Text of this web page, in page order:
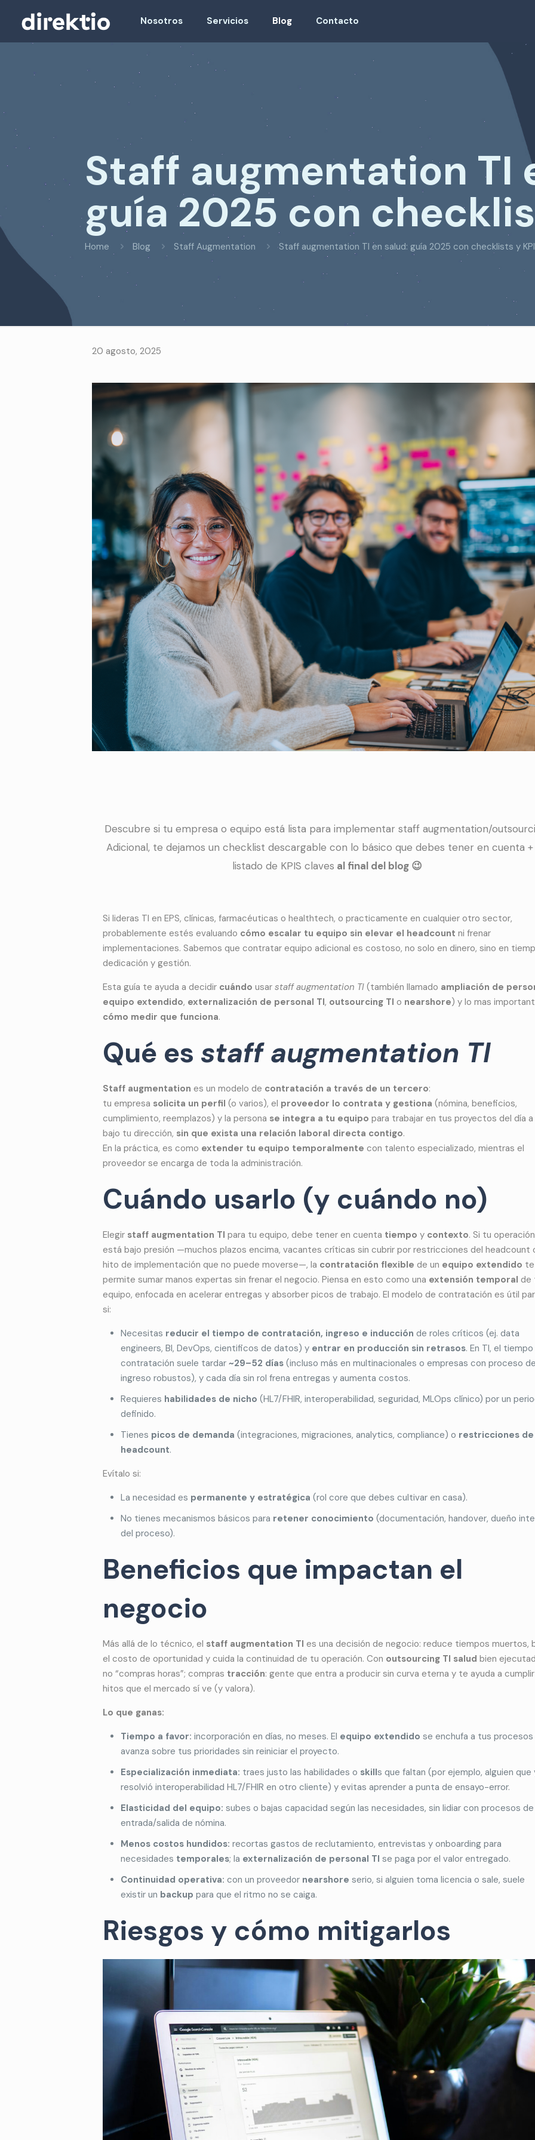
Nosotros Servicios Blog Contacto
Staff augmentation TI
guía 2025 con
Home Blog Staff Augmentation Staff augmentation TI en salud: guía 2025 con checklists y
20 agosto, 2025
Descubre si tu empresa o equipo está lista para implementar staff augmentation/
Adicional, te dejamos un checklist descargable con lo básico que debes tener en cuenta +
listado de KPIS claves al final del blog 😉
Si lideras TI en EPS, clínicas, farmacéuticas o healthtech, o practicamente en cualquier otro sector,
probablemente estés evaluando cómo escalar tu equipo sin elevar el headcount ni frenar
implementaciones. Sabemos que contratar equipo adicional es costoso, no solo en dinero, sino en
dedicación y gestión.
Esta guía te ayuda a decidir cuándo usar staff augmentation TI(también llamado ampliación de
equipo extendido, externalización de personal TI, outsourcing TI o nearshore) y lo mas
cómo medir que funciona.
Qué es staff augmentation TI
Staff augmentation es un modelo de contratación a través de un tercero:
tu empresa solicita un perfil (o varios), el proveedor lo contrata y gestiona (nómina, beneficios,
cumplimiento, reemplazos) y la persona se integra a tu equipo para trabajar en tus proyectos del día a
bajo tu dirección, sin que exista una relación laboral directa contigo.
En la práctica, es como extender tu equipo temporalmente con talento especializado, mientras el
proveedor se encarga de toda la administración.
Cuándo usarlo (y cuándo no)
Elegir staff augmentation TI para tu equipo, debe tener en cuenta tiempo y contexto. Si tu operación
está bajo presión —muchos plazos encima, vacantes críticas sin cubrir por restricciones del headcount
hito de implementación que no puede moverse—, la contratación flexible de un equipo extendido te
permite sumar manos expertas sin frenar el negocio. Piensa en esto como una extensión temporal de
equipo, enfocada en acelerar entregas y absorber picos de trabajo. El modelo de contratación es útil
si:
Necesitas reducir el tiempo de contratación, ingreso e inducción de roles críticos (ej. data
engineers, BI, DevOps, cientificos de datos) y entrar en producción sin retrasos. En TI, el
contratación suele tardar ~29–52 días(incluso más en multinacionales o empresas con proceso de
ingreso robustos), y cada día sin rol frena entregas y aumenta costos.
Requieres habilidades de nicho (HL7/FHIR, interoperabilidad, seguridad, MLOps clínico) por un
definido.
Tienes picos de demanda (integraciones, migraciones, analytics, compliance) o restricciones de
headcount.
Evítalo si:
La necesidad es permanente y estratégica (rol core que debes cultivar en casa).
No tienes mecanismos básicos para retener conocimiento (documentación, handover, dueño
del proceso).
Beneficios que impactan el
negocio
Más allá de lo técnico, el staff augmentation TI es una decisión de negocio: reduce tiempos muertos,
el costo de oportunidad y cuida la continuidad de tu operación. Con outsourcing TI salud bien
no “compras horas”; compras tracción: gente que entra a producir sin curva eterna y te ayuda a cumplir
hitos que el mercado sí ve (y valora).
Lo que ganas:
Tiempo a favor: incorporación en días, no meses. El equipo extendido se enchufa a tus procesos
avanza sobre tus prioridades sin reiniciar el proyecto.
Especialización inmediata: traes justo las habilidades o skills que faltan (por ejemplo, alguien que
resolvió interoperabilidad HL7/FHIR en otro cliente) y evitas aprender a punta de ensayo-error.
Elasticidad del equipo: subes o bajas capacidad según las necesidades, sin lidiar con procesos de
entrada/salida de nómina.
Menos costos hundidos: recortas gastos de reclutamiento, entrevistas y onboarding para
necesidades temporales; la externalización de personal TI se paga por el valor entregado.
Continuidad operativa: con un proveedor nearshore serio, si alguien toma licencia o sale, suele
existir un backup para que el ritmo no se caiga.
Riesgos y cómo mitigarlos